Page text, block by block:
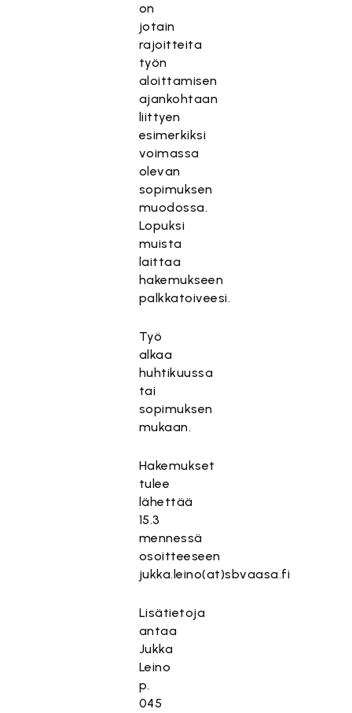
on
jotain
rajoitteita
työn
aloittamisen
ajankohtaan
liittyen
esimerkiksi
voimassa
olevan
sopimuksen
muodossa.
Lopuksi
muista
laittaa
hakemukseen
palkkatoiveesi.
Työ
alkaa
huhtikuussa
tai
sopimuksen
mukaan.
Hakemukset
tulee
lähettää
15.3
mennessä
osoitteeseen
jukka.leino(at)sbvaasa.fi
Lisätietoja
antaa
Jukka
Leino
p.
045